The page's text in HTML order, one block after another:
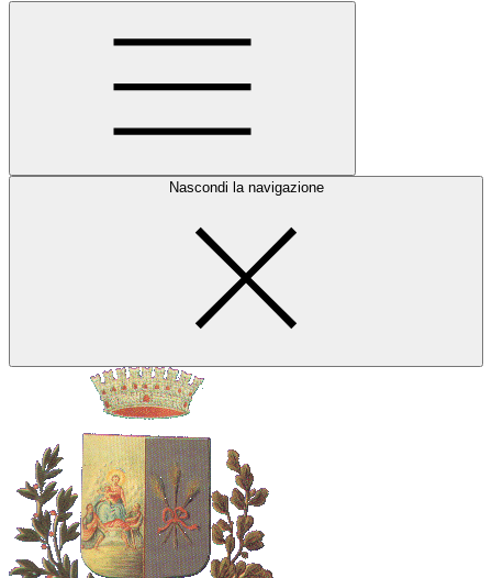
Nascondi la navigazione